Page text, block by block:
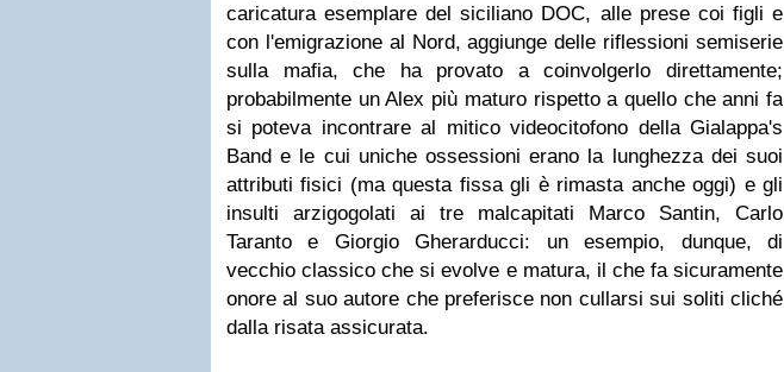
caricatura esemplare del siciliano DOC, alle prese coi figli e
con l'emigrazione al Nord, aggiunge delle riflessioni semiserie
sulla mafia, che ha provato a coinvolgerlo direttamente;
probabilmente un Alex più maturo rispetto a quello che anni fa
si poteva incontrare al mitico videocitofono della Gialappa's
Band e le cui uniche ossessioni erano la lunghezza dei suoi
attributi fisici (ma questa fissa gli è rimasta anche oggi) e gli
insulti arzigogolati ai tre malcapitati Marco Santin, Carlo
Taranto e Giorgio Gherarducci: un esempio, dunque, di
vecchio classico che si evolve e matura, il che fa sicuramente
onore al suo autore che preferisce non cullarsi sui soliti cliché
dalla risata assicurata.